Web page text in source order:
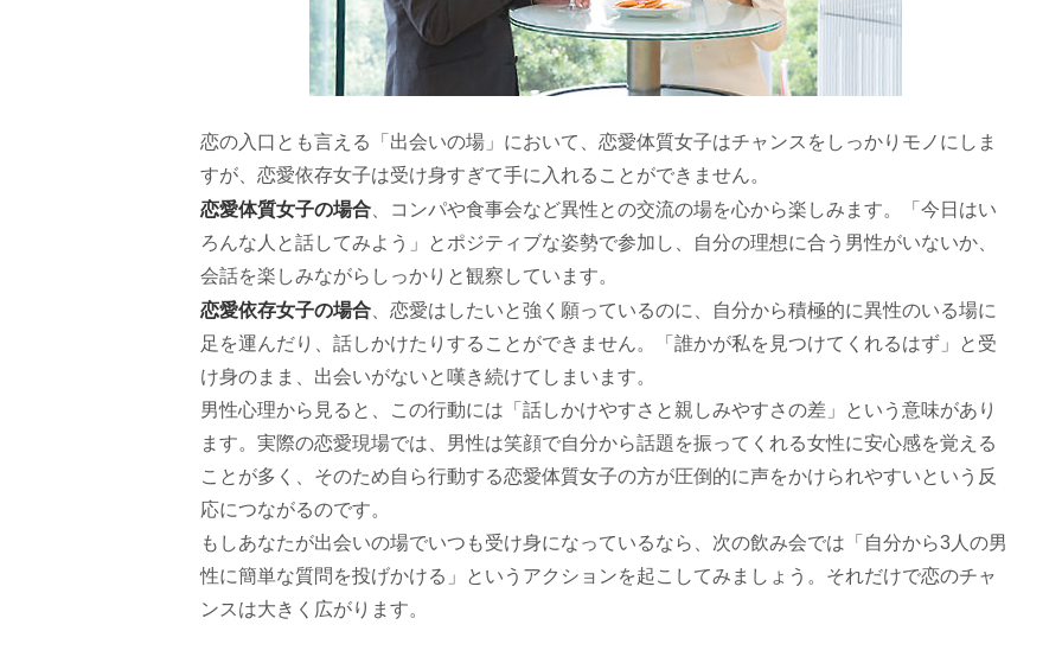
恋の入口とも言える「出会いの場」において、恋愛体質女子はチャンスをしっかりモノにしま
すが、恋愛依存女子は受け身すぎて手に入れることができません。
恋愛体質女子の場合 、コンパや食事会など異性との交流の場を心から楽しみます。「今日はい
ろんな人と話してみよう」とポジティブな姿勢で参加し、自分の理想に合う男性がいないか、
会話を楽しみながらしっかりと観察しています。
恋愛依存女子の場合 、恋愛はしたいと強く願っているのに、自分から積極的に異性のいる場に
足を運んだり、話しかけたりすることができません。「誰かが私を見つけてくれるはず」と受
け身のまま、出会いがないと嘆き続けてしまいます。
男性心理から見ると、この行動には「話しかけやすさと親しみやすさの差」という意味があり
ます。実際の恋愛現場では、男性は笑顔で自分から話題を振ってくれる女性に安心感を覚える
ことが多く、そのため自ら行動する恋愛体質女子の方が圧倒的に声をかけられやすいという反
応につながるのです。
もしあなたが出会いの場でいつも受け身になっているなら、次の飲み会では「自分から3人の男
性に簡単な質問を投げかける」というアクションを起こしてみましょう。それだけで恋のチャ
ンスは大きく広がります。